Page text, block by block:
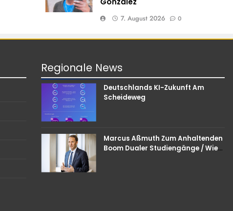
7. August 2026 0
Regionale News
Deutschlands KI-Zukunft Am
Scheideweg
Marcus Aßmuth Zum Anhaltenden
Boom Dualer Studiengänge / Wie